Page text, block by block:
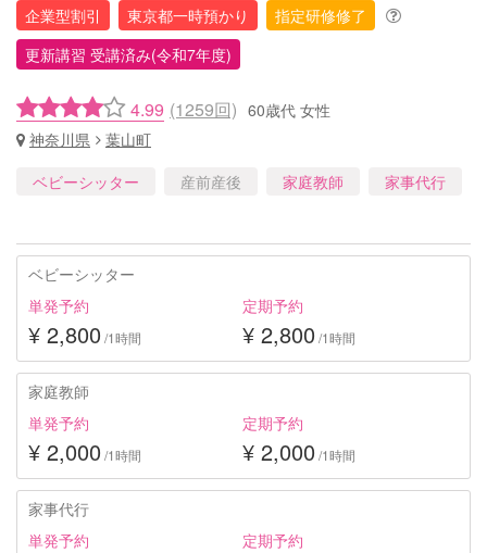
企業型割引 東京都一時預かり
指定研修修了
更新講習 受講済み(令和7年度)
4.99 (1259回) 60歳代 女性
神奈川県
葉山町
ベビーシッター
産前産後 家庭教師 家事代行
ベビーシッター
単発予約
¥ 2,800 /1時間
定期予約
¥ 2,800 /1時間
家庭教師
単発予約
¥ 2,000 /1時間
定期予約
¥ 2,000 /1時間
家事代行
単発予約
定期予約